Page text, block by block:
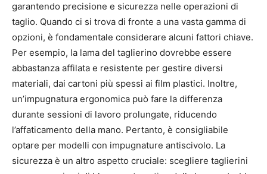
garantendo precisione e sicurezza nelle operazioni di
taglio. Quando ci si trova di fronte a una vasta gamma di
opzioni, è fondamentale considerare alcuni fattori chiave.
Per esempio, la lama del taglierino dovrebbe essere
abbastanza affilata e resistente per gestire diversi
materiali, dai cartoni più spessi ai film plastici. Inoltre,
un’impugnatura ergonomica può fare la differenza
durante sessioni di lavoro prolungate, riducendo
l’affaticamento della mano. Pertanto, è consigliabile
optare per modelli con impugnature antiscivolo. La
sicurezza è un altro aspetto cruciale: scegliere taglierini